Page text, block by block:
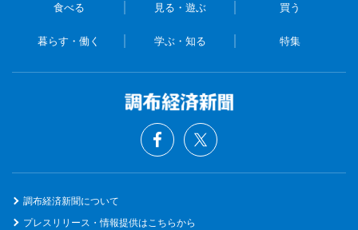
食べる 見る・遊ぶ 買う
暮らす・働く 学ぶ・知る 特集
調布経済新聞について
プレスリリース・情報提供はこちらから